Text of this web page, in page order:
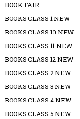
BOOK FAIR
BOOKS CLASS 1 NEW
BOOKS CLASS 10 NEW
BOOKS CLASS 11 NEW
BOOKS CLASS 12 NEW
BOOKS CLASS 2 NEW
BOOKS CLASS 3 NEW
BOOKS CLASS 4 NEW
BOOKS CLASS 5 NEW